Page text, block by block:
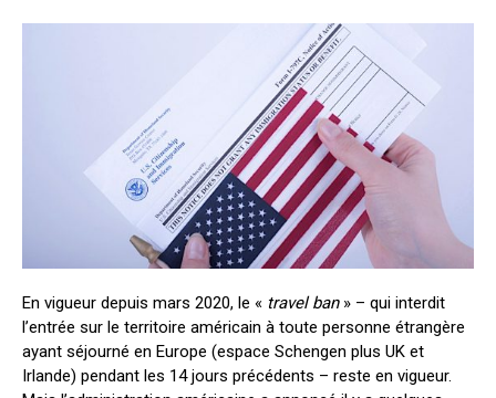
En vigueur depuis mars 2020, le « travel ban» – qui interdit
l’entrée sur le territoire américain à toute personne étrangère
ayant séjourné en Europe (espace Schengen plus UK et
Irlande) pendant les 14 jours précédents – reste en vigueur.